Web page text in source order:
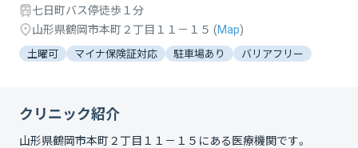
七日町バス停徒歩１分
山形県鶴岡市本町２丁目１１－１５ (Map)
土曜可 マイナ保険証対応 駐車場あり バリアフリー
クリニック紹介
山形県鶴岡市本町２丁目１１－１５ にある医療機関です。